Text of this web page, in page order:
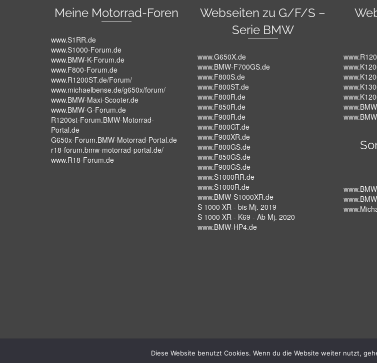
Meine Motorrad-Foren
www.S1RR.de
www.S1000-Forum.de
www.BMW-K-Forum.de
www.F800-Forum.de
www.R1200ST.de/Forum/
www.michaelbense.de/g650x/forum/
www.BMW-Maxi-Scooter.de
www.BMW-G-Forum.de
R1200st-Forum.BMW-Motorrad-
Portal.de
G650x-Forum.BMW-Motorrad-Portal.de
r18-forum.bmw-motorrad-portal.de/
www.R18-Forum.de
Webseiten zu G/F/S –
Serie BMW
www.G650X.de
www.BMW-F700GS.de
www.F800S.de
www.F800ST.de
www.F800R.de
www.F850R.de
www.F900R.de
www.F800GT.de
www.F900XR.de
www.F800GS.de
www.F850GS.de
www.F900GS.de
www.S1000RR.de
www.S1000R.de
www.BMW-S1000XR.de
S 1000 XR - bis Mj. 2019
S 1000 XR - K69 - Ab Mj. 2020
www.BMW-HP4.de
Diese Website benutzt Cookies. Wenn du die Website weiter nutzt,